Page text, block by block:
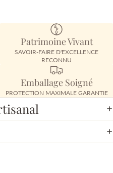
Patrimoine Vivant
SAVOIR-FAIRE D'EXCELLENCE
RECONNU
Emballage Soigné
PROTECTION MAXIMALE GARANTIE